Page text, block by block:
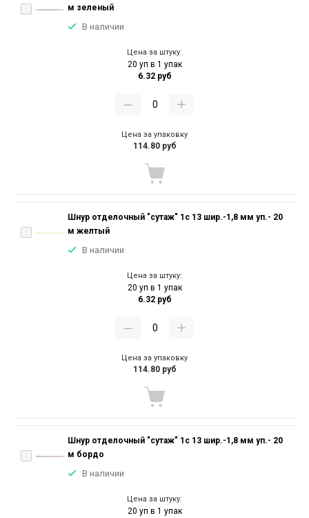
м зеленый
В наличии
Цена за штуку:
20 уп в 1 упак
6.32 руб
Цена за упаковку
114.80 руб
Шнур отделочный "сутаж" 1с 13 шир.-1,8 мм уп.- 20
м желтый
В наличии
Цена за штуку:
20 уп в 1 упак
6.32 руб
Цена за упаковку
114.80 руб
Шнур отделочный "сутаж" 1с 13 шир.-1,8 мм уп.- 20
м бордо
В наличии
Цена за штуку:
20 уп в 1 упак